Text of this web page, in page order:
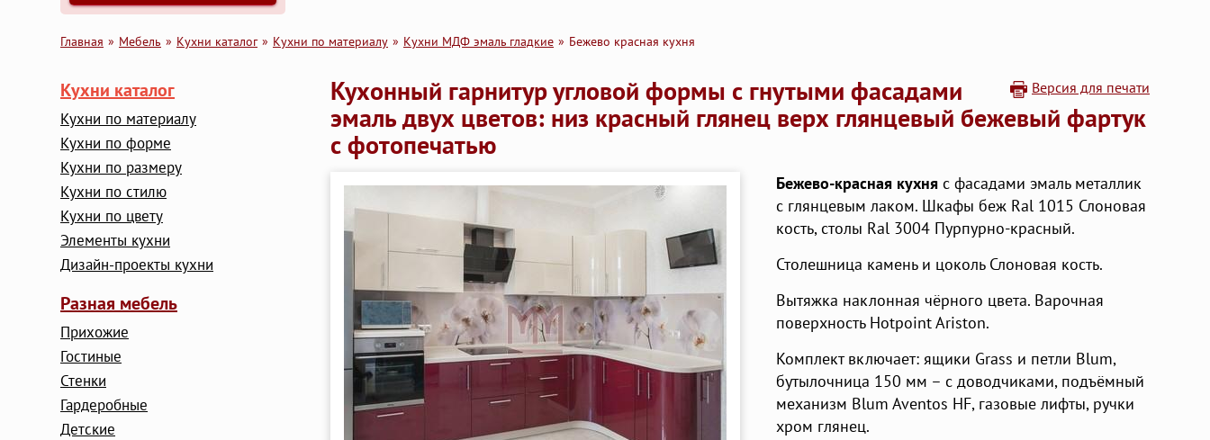
Главная Мебель Кухни каталог Кухни по материалу Кухни МДФ эмаль гладкие Бежево красная кухня
Кухни каталог
Кухни по материалу
Кухни по форме
Кухни по размеру
Кухни по стилю
Кухни по цвету
Элементы кухни
Дизайн-проекты кухни
Разная мебель
Прихожие
Гостиные
Стенки
Гардеробные
Детские
Версия для печати
Кухонный гарнитур угловой формы с гнутыми фасадами
эмаль двух цветов: низ красный глянец верх глянцевый бежевый фартук
с фотопечатью
Бежево-красная кухня с фасадами эмаль металлик
с глянцевым лаком. Шкафы беж Ral 1015 Слоновая
кость, столы Ral 3004 Пурпурно-красный.
Столешница камень и цоколь Слоновая кость.
Вытяжка наклонная чёрного цвета. Варочная
поверхность Hotpoint Ariston.
Комплект включает: ящики Grass и петли Blum,
бутылочница 150 мм – с доводчиками, подъёмный
механизм Blum Aventos HF, газовые лифты, ручки
хром глянец.